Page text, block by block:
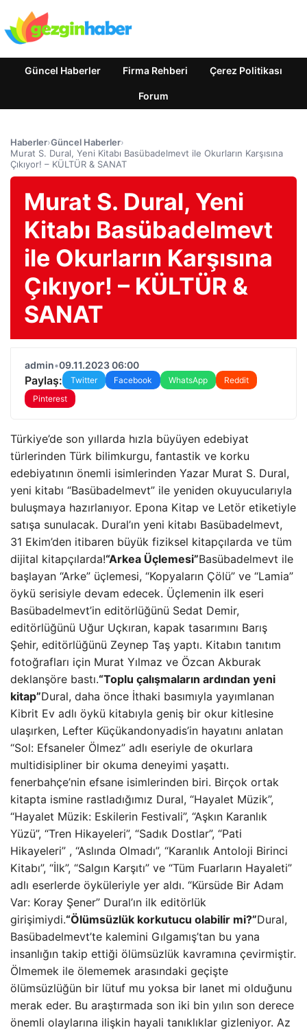
Güncel Haberler Firma Rehberi Çerez Politikası
Forum
Haberler›Güncel Haberler›
Murat S. Dural, Yeni Kitabı Basübadelmevt ile Okurların Karşısına
Çıkıyor! – KÜLTÜR & SANAT
Murat S. Dural, Yeni
Kitabı Basübadelmevt
ile Okurların Karşısına
Çıkıyor! – KÜLTÜR &
SANAT
admin•09.11.2023 06:00
Paylaş: Twitter Facebook WhatsApp
Reddit
Pinterest
Türkiye’de son yıllarda hızla büyüyen edebiyat
türlerinden Türk bilimkurgu, fantastik ve korku
edebiyatının önemli isimlerinden Yazar Murat S. Dural,
yeni kitabı “Basübadelmevt” ile yeniden okuyucularıyla
buluşmaya hazırlanıyor. Epona Kitap ve Letör etiketiyle
satışa sunulacak. Dural’ın yeni kitabı Basübadelmevt,
31 Ekim’den itibaren büyük fiziksel kitapçılarda ve tüm
dijital kitapçılarda!“Arkea Üçlemesi”Basübadelmevt ile
başlayan “Arke” üçlemesi, “Kopyaların Çölü” ve “Lamia”
öykü serisiyle devam edecek. Üçlemenin ilk eseri
Basübadelmevt’in editörlüğünü Sedat Demir,
editörlüğünü Uğur Uçkıran, kapak tasarımını Barış
Şehir, editörlüğünü Zeynep Taş yaptı. Kitabın tanıtım
fotoğrafları için Murat Yılmaz ve Özcan Akburak
deklanşöre bastı.“Toplu çalışmaların ardından yeni
kitap”Dural, daha önce İthaki basımıyla yayımlanan
Kibrit Ev adlı öykü kitabıyla geniş bir okur kitlesine
ulaşırken, Lefter Küçükandonyadis’in hayatını anlatan
“Sol: Efsaneler Ölmez” adlı eseriyle de okurlara
multidisipliner bir okuma deneyimi yaşattı.
fenerbahçe’nin efsane isimlerinden biri. Birçok ortak
kitapta ismine rastladığımız Dural, “Hayalet Müzik”,
“Hayalet Müzik: Eskilerin Festivali”, “Aşkın Karanlık
Yüzü”, “Tren Hikayeleri”, “Sadık Dostlar”, “Pati
Hikayeleri” , “Aslında Olmadı”, “Karanlık Antoloji Birinci
Kitabı”, “İlk”, “Salgın Karşıtı” ve “Tüm Fuarların Hayaleti”
adlı eserlerde öyküleriyle yer aldı. “Kürsüde Bir Adam
Var: Koray Şener” Dural’ın ilk editörlük
girişimiydi.“Ölümsüzlük korkutucu olabilir mi?”Dural,
Basübadelmevt’te kalemini Gılgamış’tan bu yana
insanlığın takip ettiği ölümsüzlük kavramına çevirmiştir.
Ölmemek ile ölememek arasındaki geçişte
ölümsüzlüğün bir lütuf mu yoksa bir lanet mi olduğunu
merak eder. Bu araştırmada son iki bin yılın son derece
önemli olaylarına ilişkin hayali tanıklıklar gizleniyor. Az